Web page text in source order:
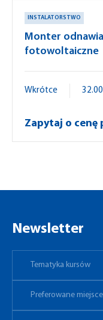
INSTALATORSTWO
Monter
fotowoltaiczne
Wkrótce
Zapytaj o cenę
Newsletter
Tematyka kursów
Preferowane miejsce